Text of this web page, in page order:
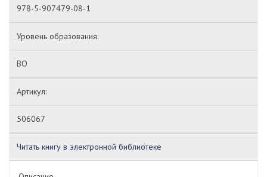
978-5-907479-08-1
Уровень образования:
ВО
Артикул:
506067
Читать книгу в электронной библиотеке